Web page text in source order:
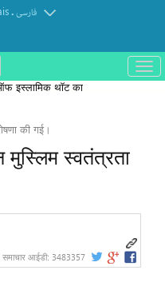
.فارسی
ب
ا
इस्लामिक थॉट का
की गई।
स्वतंत्रता
समाचार आईडी: 3483357